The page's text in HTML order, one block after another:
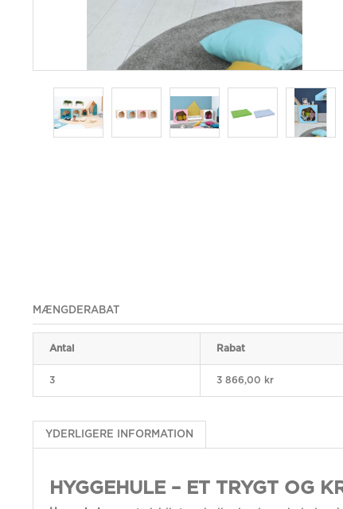
MÆNGDERABAT
Antal Rabat
3 3 866,00 kr
YDERLIGERE INFORMATION
HYGGEHULE – ET TRYGT OG